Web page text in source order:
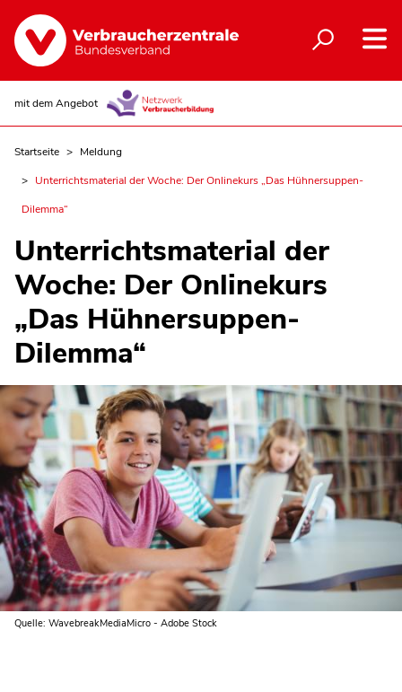
mit dem Angebot
Startseite
Meldung
Unterrichtsmaterial der Woche: Der Onlinekurs „Das Hühnersuppen-
Dilemma“
Unterrichtsmaterial der
Woche: Der Onlinekurs
„Das Hühnersuppen-
Dilemma“
Quelle: WavebreakMediaMicro - Adobe Stock